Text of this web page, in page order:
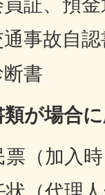
通事故自認
書
類が場合
票（加入